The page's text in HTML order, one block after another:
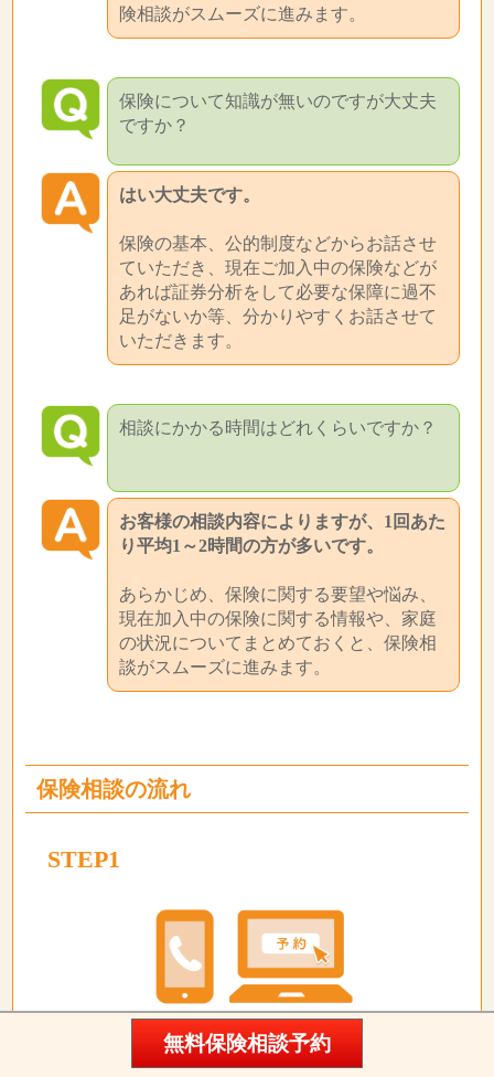
険相談がスムーズに進みます。
保険について知識が無いのですが大丈夫
ですか？
はい大丈夫です。
保険の基本、公的制度などからお話させ
ていただき、現在ご加入中の保険などが
あれば証券分析をして必要な保障に過不
足がないか等、分かりやすくお話させて
いただきます。
相談にかかる時間はどれくらいですか？
お客様の相談内容によりますが、1回あた
り平均1～2時間の方が多いです。
あらかじめ、保険に関する要望や悩み、
現在加入中の保険に関する情報や、家庭
の状況についてまとめておくと、保険相
談がスムーズに進みます。
保険相談の流れ
STEP1
ネットで相談予約
無料保険相談予約